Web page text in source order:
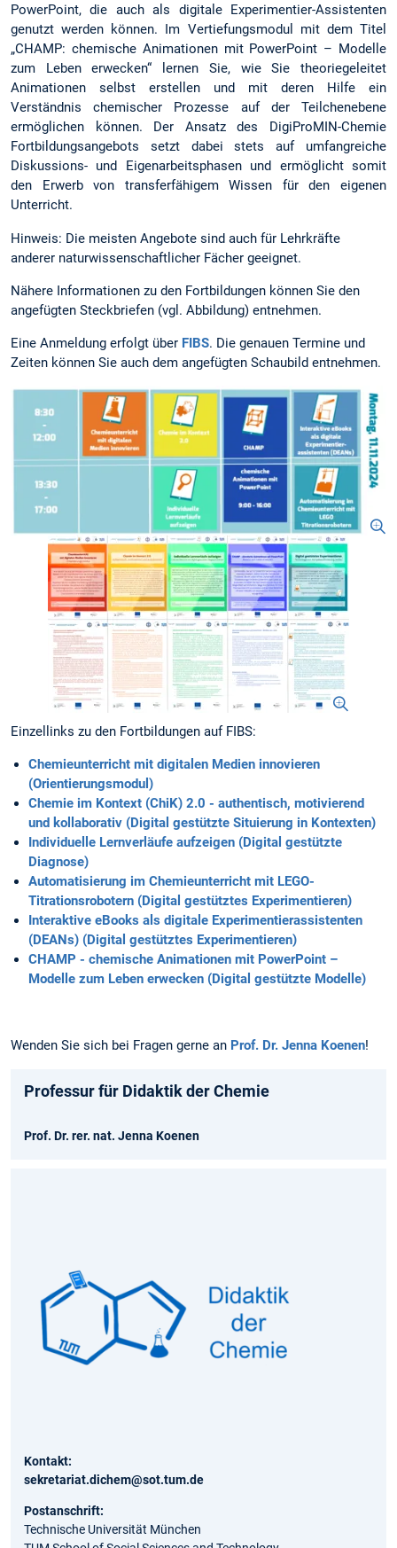
PowerPoint, die auch als digitale Experimentier-Assistenten
genutzt werden können. Im Vertiefungsmodul mit dem Titel
„CHAMP: chemische Animationen mit PowerPoint – Modelle
zum Leben erwecken“ lernen Sie, wie Sie theoriegeleitet
Animationen selbst erstellen und mit deren Hilfe ein
Verständnis chemischer Prozesse auf der Teilchenebene
ermöglichen können. Der Ansatz des DigiProMIN-Chemie
Fortbildungsangebots setzt dabei stets auf umfangreiche
Diskussions- und Eigenarbeitsphasen und ermöglicht somit
den Erwerb von transferfähigem Wissen für den eigenen
Unterricht.
Hinweis: Die meisten Angebote sind auch für Lehrkräfte
anderer naturwissenschaftlicher Fächer geeignet.
Nähere Informationen zu den Fortbildungen können Sie den
angefügten Steckbriefen (vgl. Abbildung) entnehmen.
Eine Anmeldung erfolgt über FIBS. Die genauen Termine und
Zeiten können Sie auch dem angefügten Schaubild entnehmen.
Einzellinks zu den Fortbildungen auf FIBS:
Chemieunterricht mit digitalen Medien innovieren
(Orientierungsmodul)
Chemie im Kontext (ChiK) 2.0 - authentisch, motivierend
und kollaborativ (Digital gestützte Situierung in Kontexten)
Individuelle Lernverläufe aufzeigen (Digital gestützte
Diagnose)
Automatisierung im Chemieunterricht mit LEGO-
Titrationsrobotern (Digital gestütztes Experimentieren)
Interaktive eBooks als digitale Experimentierassistenten
(DEANs) (Digital gestütztes Experimentieren)
CHAMP - chemische Animationen mit PowerPoint –
Modelle zum Leben erwecken (Digital gestützte Modelle)
Wenden Sie sich bei Fragen gerne an Prof. Dr. Jenna Koenen!
Professur für Didaktik der Chemie
Prof. Dr. rer. nat. Jenna Koenen
Kontakt:
sekretariat.dichem@sot.tum.de
Postanschrift:
Technische Universität München